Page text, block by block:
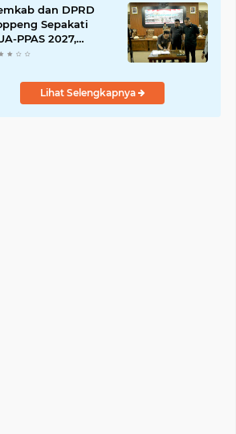
dan DPRD
Sepakati
PPAS 2027,
Mulai Disusun
Lihat Selengkapnya